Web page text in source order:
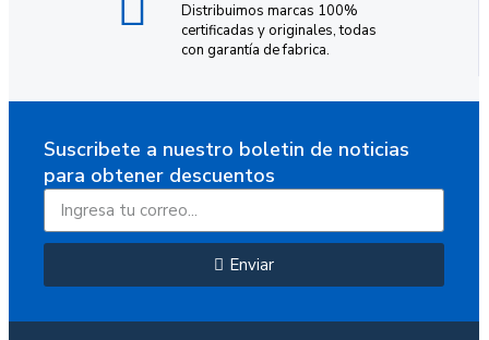
Distribuimos marcas 100%
certificadas y originales, todas
con garantía de fabrica.
Suscribete a nuestro boletin de noticias
para obtener descuentos
Enviar